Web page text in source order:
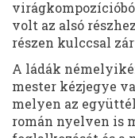
volt az alsó
részen kulccsal
A ládák
mester kézjegye
melyen az
román nyelven is